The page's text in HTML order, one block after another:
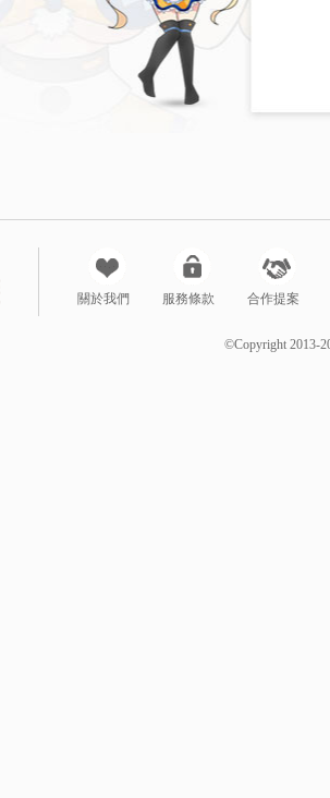
關於我們 服務條款 合作提案
©Copyright 2013-